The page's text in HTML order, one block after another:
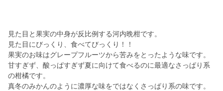
見た目と果実の中身が反比例する河内晩柑です。
見た目にびっくり、食べてびっくり！！
果実のお味はグレープフルーツから苦みをとったような味です。
甘すぎず、酸っぱすぎず夏に向けて食べるのに最適なさっぱり系
の柑橘です。
真冬のみかんのように濃厚な味をではなくさっぱり系の味です。